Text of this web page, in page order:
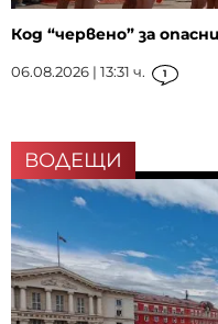
Код “червено” за
06.08.2026 | 13:31 ч. 1
ВОДЕЩИ